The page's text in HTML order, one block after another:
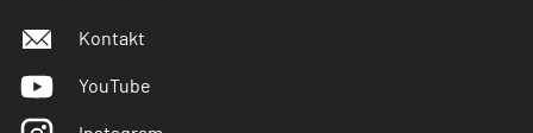
Kontakt
YouTube